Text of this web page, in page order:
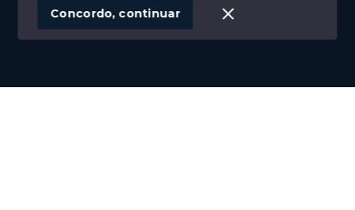
SITE PARA IMOBILIARIA
Concordo, continuar